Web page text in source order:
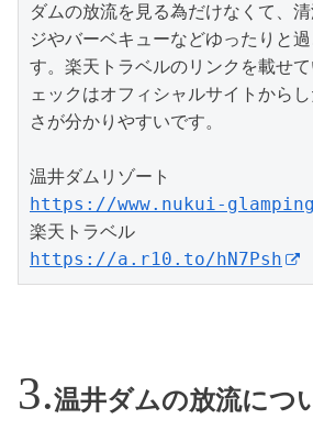
ダムの放流を見る為だけなくて、
ジやバーベキューなどゆったりと
す。楽天トラベルのリンクを載せ
ェックはオフィシャルサイトから
さが分かりやすいです。
温井ダムリゾート
https://www.nukui-
楽天トラベル
https://a.r10.to/hN7Psh
温井ダムの放流につ